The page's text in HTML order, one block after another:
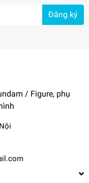
Đăng ký
/ Figure, phụ